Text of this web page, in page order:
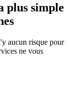
plus simple
aucun risque pour
ne vous